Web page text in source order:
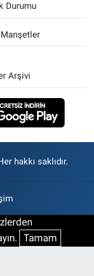
Durumu
Arşivi
hakkı saklıdır.
Tamam